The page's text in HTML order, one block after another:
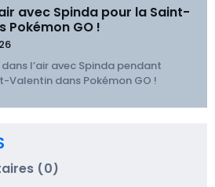
avec Spinda pour la Saint-
Pokémon GO !
l’air avec Spinda pendant
Valentin dans Pokémon GO !
(0)